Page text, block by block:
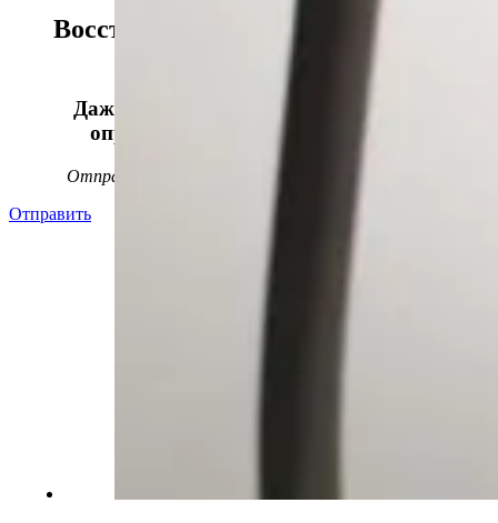
Восстанавливаем данные в 98%
случаев!
Даже, если носитель информации не
определяется, стучит или пищит.
Отправьте заявку на
Отправить